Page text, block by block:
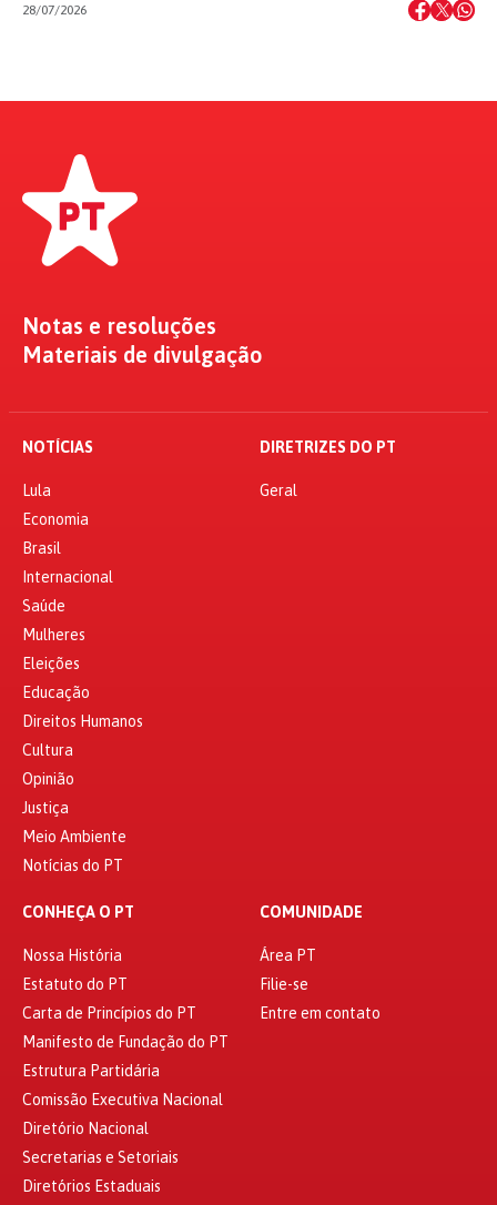
28/07/2026
Notas e resoluções
Materiais de divulgação
NOTÍCIAS
Lula
Economia
Brasil
Internacional
Saúde
Mulheres
Eleições
Educação
Direitos Humanos
Cultura
Opinião
Justiça
Meio Ambiente
Notícias do PT
DIRETRIZES DO PT
Geral
CONHEÇA O PT
Nossa História
Estatuto do PT
Carta de Princípios do PT
Manifesto de Fundação do PT
Estrutura Partidária
Comissão Executiva Nacional
Diretório Nacional
Secretarias e Setoriais
Diretórios Estaduais
COMUNIDADE
Área PT
Filie-se
Entre em contato